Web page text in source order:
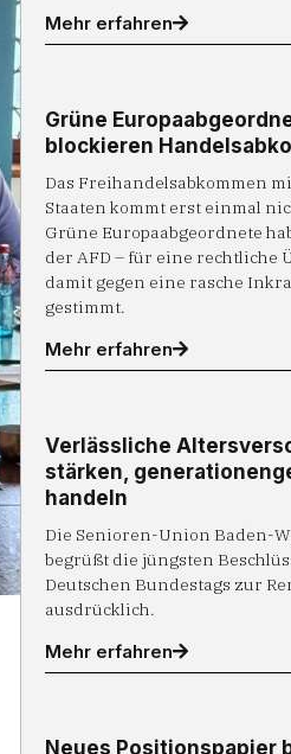
Mehr erfahren
Grüne
blockieren
Das Freihandelsabkommen
Staaten kommt erst einmal
Grüne Europaabgeordnete
der AFD – für eine rechtliche
damit gegen eine rasche
gestimmt.
Mehr erfahren
Verlässliche
stärken,
handeln
Die Senioren-Union Baden-
begrüßt die jüngsten
Deutschen Bundestags zur
ausdrücklich.
Mehr erfahren
Neues Positionspapier